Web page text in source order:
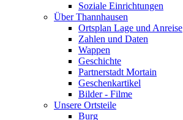
Soziale Einrichtungen
Über Thannhausen
Ortsplan Lage und Anreise
Zahlen und Daten
Wappen
Geschichte
Partnerstadt Mortain
Geschenkartikel
Bilder - Filme
Unsere Ortsteile
Burg